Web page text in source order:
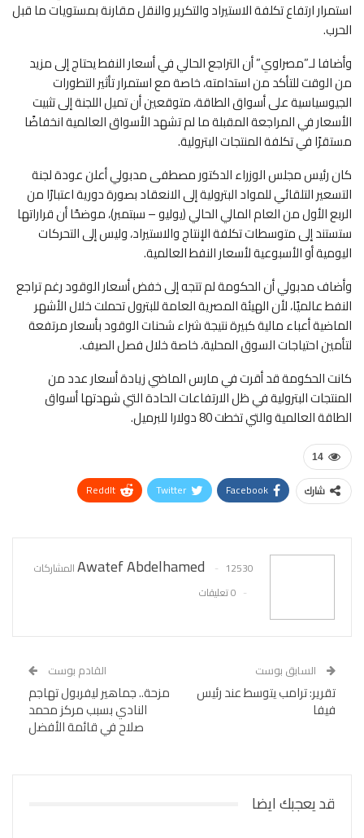
استمرار ارتفاع تكلفة الاستيراد والتكرير والنقل مقارنة بمستويات ما قبل
الحرب.
وأضافا لـ”مصراوي” أن التراجع الحالي في أسعار النفط يحتاج إلى مزيد
من الوقت للتأكد من استدامته، خاصة مع استمرار تأثير التطورات
الجيوسياسية على أسواق الطاقة، متوقعين أن تميل اللجنة إلى تثبيت
الأسعار في المراجعة المقبلة ما لم تشهد الأسواق العالمية انخفاضًا
مستقرًا في تكلفة المنتجات البترولية.
كان رئيس مجلس الوزراء الدكتور مصطفى مدبولي أعلن عودة لجنة
التسعير التلقائي للمواد البترولية إلى الانعقاد بصورة دورية اعتبارًا من
الربع الأول من العام المالي الحالي (يوليو – سبتمبر)، موضحًا أن قراراتها
ستستند إلى متوسطات تكلفة الإنتاج والاستيراد، وليس إلى التحركات
اليومية أو الأسبوعية لأسعار النفط العالمية.
وأضاف مدبولي أن الحكومة لم تتجه إلى خفض أسعار الوقود رغم تراجع
النفط عالميًا، لأن الهيئة المصرية العامة للبترول تحملت خلال الأشهر
الماضية أعباء مالية كبيرة نتيجة شراء شحنات الوقود بأسعار مرتفعة
لتأمين احتياجات السوق المحلية، خاصة خلال فصل الصيف.
كانت الحكومة قد أقرت في مارس الماضي زيادة أسعار عدد من
المنتجات البترولية في ظل الارتفاعات الحادة التي شهدتها أسواق
الطاقة العالمية والتي تخطت 80 دولارا للبرميل.
14
شارك Facebook
Twitter
ReddIt
Awatef Abdelhamed
12530 المشاركات
0 تعليقات
السابق بوست
تقرير: ترامب يتوسط عند رئيس
فيفا
القادم بوست
مزحة.. جماهير ليفربول تهاجم
النادي بسبب مركز محمد
صلاح في قائمة الأفضل
قد يعجبك ايضا